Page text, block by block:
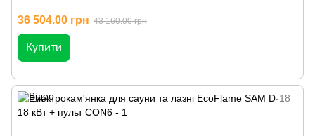
36 504.00 грн 43 160.00 грн
Купити